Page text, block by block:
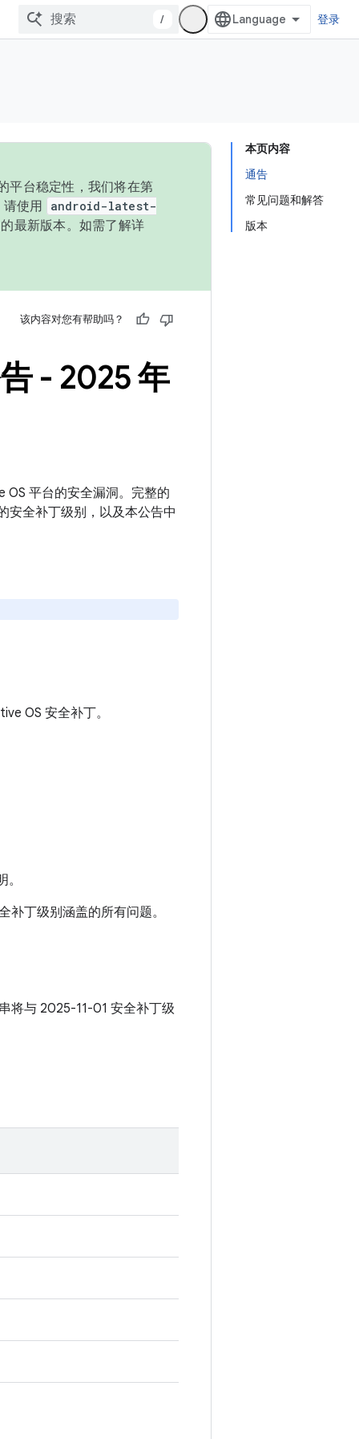
/ 登录
本页内容
通告
常见问题和解答
版本
平台稳定性，我们将在第
使用
android-latest-
最新版本。如需了解详
该内容对您有帮助吗？
- 2025 年
平台的安全漏洞。完整的
安全补丁级别，以及本公告中
OS 安全补丁。
丁级别涵盖的所有问题。
将与 2025-11-01 安全补丁级